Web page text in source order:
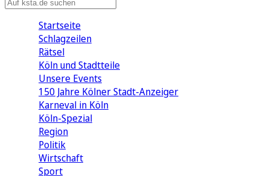
Startseite
Schlagzeilen
Rätsel
Köln und Stadtteile
Unsere Events
150 Jahre Kölner Stadt-Anzeiger
Karneval in Köln
Köln-Spezial
Region
Politik
Wirtschaft
Sport